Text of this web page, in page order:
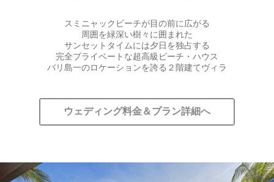
スミニャックビーチが目の前に広がる
周囲を緑深い樹々に囲まれた
サンセットタイムには夕日を独占する
完全プライベートな超高級ビーチ・ハウス
バリ島一のロケーションを誇る２階建てヴィラ
ウェディング料金＆プラン詳細へ